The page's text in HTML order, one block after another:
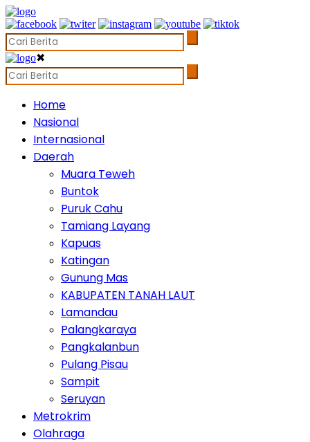
✖
Home
Nasional
Internasional
Daerah
Muara Teweh
Buntok
Puruk Cahu
Tamiang Layang
Kapuas
Katingan
Gunung Mas
KABUPATEN TANAH LAUT
Lamandau
Palangkaraya
Pangkalanbun
Pulang Pisau
Sampit
Seruyan
Metrokrim
Olahraga